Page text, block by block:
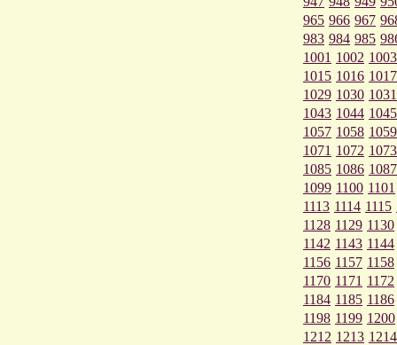
965 966 967
983 984 985
1001 1002 1003
1015 1016 1017
1029 1030 1031
1043 1044 1045
1057 1058 1059
1071 1072 1073
1085 1086 1087
1099 1100 1101
1113 1114 1115
1128 1129 1130
1142 1143 1144
1156 1157 1158
1170 1171 1172
1184 1185 1186
1198 1199 1200
1212 1213 1214